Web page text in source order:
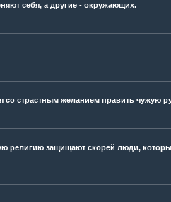
себя, а другие - окружающих.
со страстным желанием править чужую
религию защищают скорей люди,